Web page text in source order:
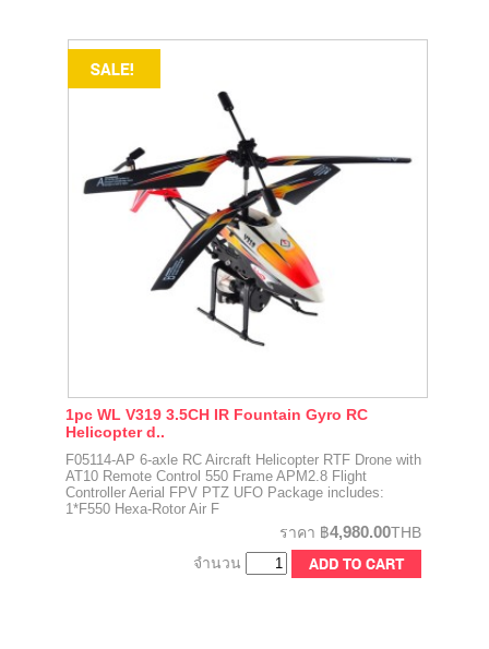
1pc WL V319 3.5CH IR Fountain Gyro RC
Helicopter d..
F05114-AP 6-axle RC Aircraft Helicopter RTF Drone with
AT10 Remote Control 550 Frame APM2.8 Flight
Controller Aerial FPV PTZ UFO Package includes:
1*F550 Hexa-Rotor Air F
ราคา ฿4,980.00THB
จำนวน